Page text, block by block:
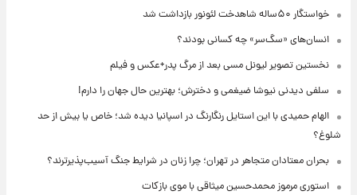
خواستگار ۵۰ساله شاهدخت لئونور بازداشت شد
انسان‌های «سگ‌سر» چه کسانی بودند؟
نخستین تصویر لیونل مسی بعد از مرگ پدر+عکس و فیلم
سلفی دیدنی نیوشا ضیغمی و دخترش؛ بهترین حال جهان را دارم!
الهام حمیدی با این استایل رنگارنگ در اسپانیا دیده شد؛ خاص یا بیش از حد
شلوغ؟
بحران معتادان متجاهر در تهران؛ چرا زنان در شرایط جنگ آسیب‌پذیرترند؟
استوری مرموز محمدحسین میثاقی با موی بازکات